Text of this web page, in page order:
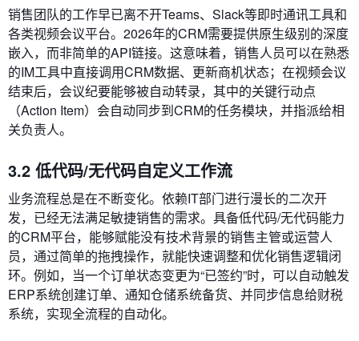
销售团队的工作早已离不开Teams、Slack等即时通讯工具和
各类视频会议平台。2026年的CRM需要提供原生级别的深度
嵌入，而非简单的API链接。这意味着，销售人员可以在熟悉
的IM工具中直接调用CRM数据、更新商机状态；在视频会议
结束后，会议纪要能够被自动转录，其中的关键行动点
（Action Item）会自动同步到CRM的任务模块，并指派给相
关负责人。
3.2 低代码/无代码自定义工作流
业务流程总是在不断变化。依赖IT部门进行漫长的二次开
发，已经无法满足敏捷销售的需求。具备低代码/无代码能力
的CRM平台，能够赋能没有技术背景的销售主管或运营人
员，通过简单的拖拽操作，就能快速调整和优化销售逻辑闭
环。例如，当一个订单状态变更为“已签约”时，可以自动触发
ERP系统创建订单、通知仓储系统备货、并同步信息给财税
系统，实现全流程的自动化。